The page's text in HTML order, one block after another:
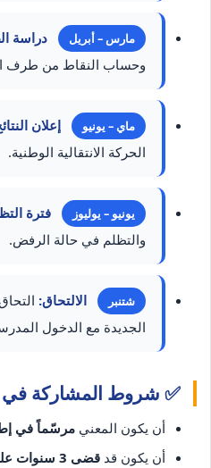
مارس – أبريل دراسة
وحساب النقاط من طرف
ماي – يونيو إعلان
الحركة الانتقالية الوطنية.
يونيو – يوليوز فترة
والتظلم في حالة الرفض.
شتنبر الالتحاق:
الجديدة مع الدخول
✅ شروط المشاركة في
أن يكون المعني مرسّماً في
أن يكون قد قضى 3 سنوات على الأقل